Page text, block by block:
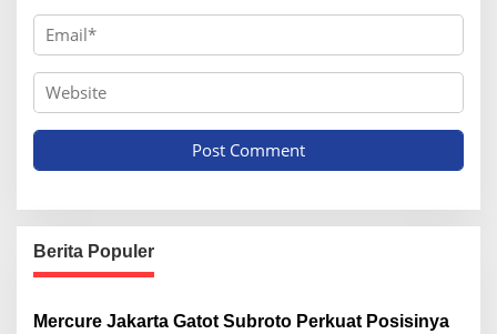
Berita Populer
Mercure Jakarta Gatot Subroto Perkuat Posisinya